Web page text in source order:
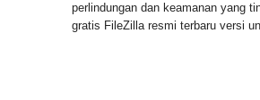
perlindungan dan keamanan yang
gratis FileZilla resmi terbaru versi